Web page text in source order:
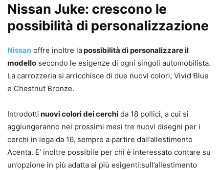
Nissan Juke: crescono le
possibilità di personalizzazione
Nissan offre inoltre lapossibilità di personalizzare il
modello secondo le esigenze di ogni singoli automobilista.
La carrozzeria si arricchisce di due nuovi colori, Vivid Blue
e Chestnut Bronze.
Introdotti nuovi colori dei cerchi da 18 pollici, a cui si
aggiungeranno nei prossimi mesi tre nuovi disegni per i
cerchi in lega da 16, sempre a partire dall’allestimento
Acenta. E’ inoltre possibile per chi è interessato contare su
un’opzione in più adatta ai più esigenti:sull’allestimento